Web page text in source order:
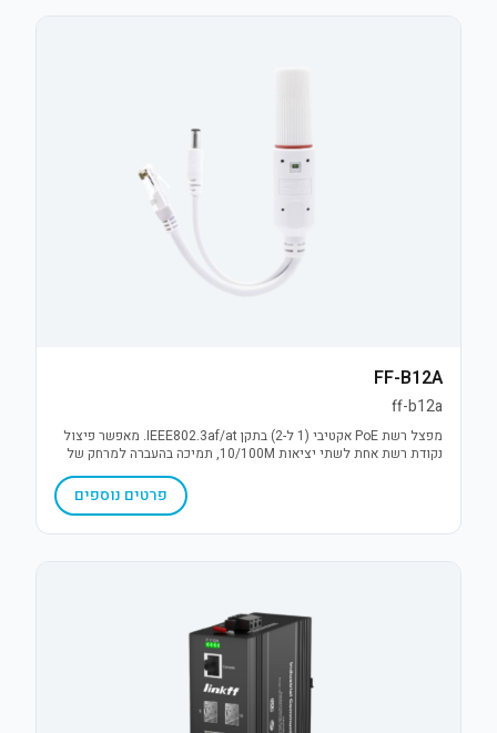
FF-B12A
ff-b12a
מפצל רשת PoE אקטיבי (1 ל-2) בתקן IEEE802.3af/at. מאפשר פיצול
נקודת רשת אחת לשתי יציאות 10/100M, תמיכה בהעברה למרחק של
פרטים נוספים